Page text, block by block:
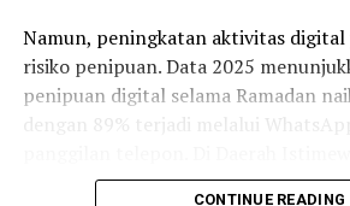
Prestasi lewat Teknologi Face ID
Namun, peningkatan aktivitas
risiko penipuan. Data 2025
penipuan digital selama Ramadan
dengan 89% terjadi melalui
sendiri, tercatat 7.034 laporan
CONTINUE READING